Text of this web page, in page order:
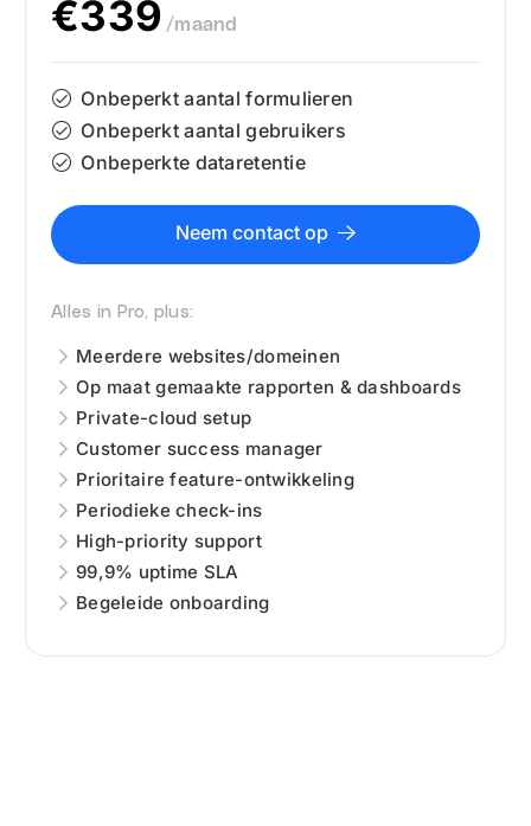
€339 /maand
Onbeperkt aantal formulieren
Onbeperkt aantal gebruikers
Onbeperkte dataretentie
Neem contact op
Alles in Pro, plus:
Meerdere websites/domeinen
Op maat gemaakte rapporten &dashboards
Private-cloud setup
Customer success manager
Prioritaire feature-ontwikkeling
Periodieke check-ins
High-priority support
99,9% uptime SLA
Begeleide onboarding